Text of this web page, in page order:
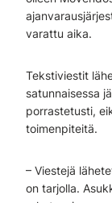
varattu aika.
Tekstiviestit
satunnaisessa
porrastetusti,
toimenpiteitä.
– Viestejä
on tarjolla.